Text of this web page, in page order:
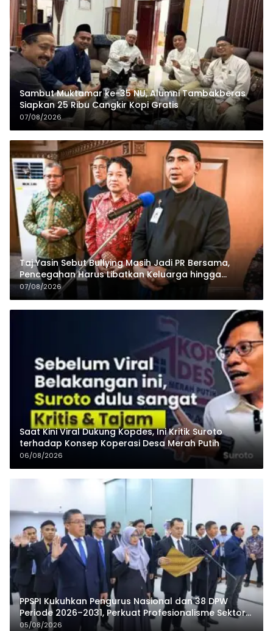
Sambut Muktamar ke-35 NU, Alumni Tambakberas
Siapkan 25 Ribu Cangkir Kopi Gratis
07/08/2026
Taj Yasin Sebut Bullying Masih Jadi PR Bersama,
Pencegahan Harus Libatkan Keluarga hingga
Pesantren
07/08/2026
Saat Kini Viral Dukung Kopdes, Ini Kritik Suroto
terhadap Konsep Koperasi Desa Merah Putih
06/08/2026
PPSPI Kukuhkan Pengurus Nasional dan 38 DPW
Periode 2026–2031, Perkuat Profesionalisme Sektor
Publik
05/08/2026